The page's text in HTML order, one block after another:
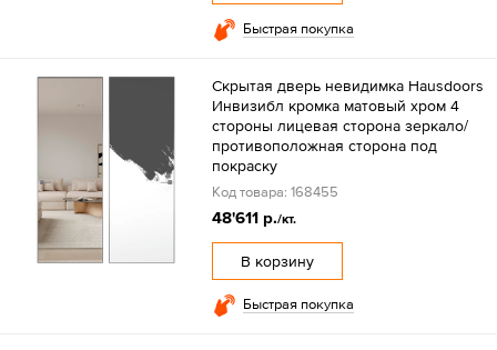
Быстрая покупка
Скрытая дверь невидимка Hausdoors
Инвизибл кромка матовый хром 4
стороны лицевая сторона зеркало/
противоположная сторона под
покраску
Код товара: 168455
48'611 р./кт.
В корзину
Быстрая покупка